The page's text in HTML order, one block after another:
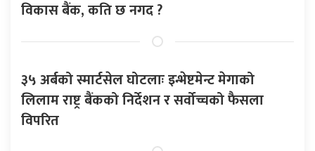
विकास बैंक, कति छ नगद ?
३५ अर्बको स्मार्टसेल घोटलाः इन्भेष्टमेन्ट मेगाको
लिलाम राष्ट्र बैंकको निर्देशन र सर्वोच्चको फैसला
विपरित